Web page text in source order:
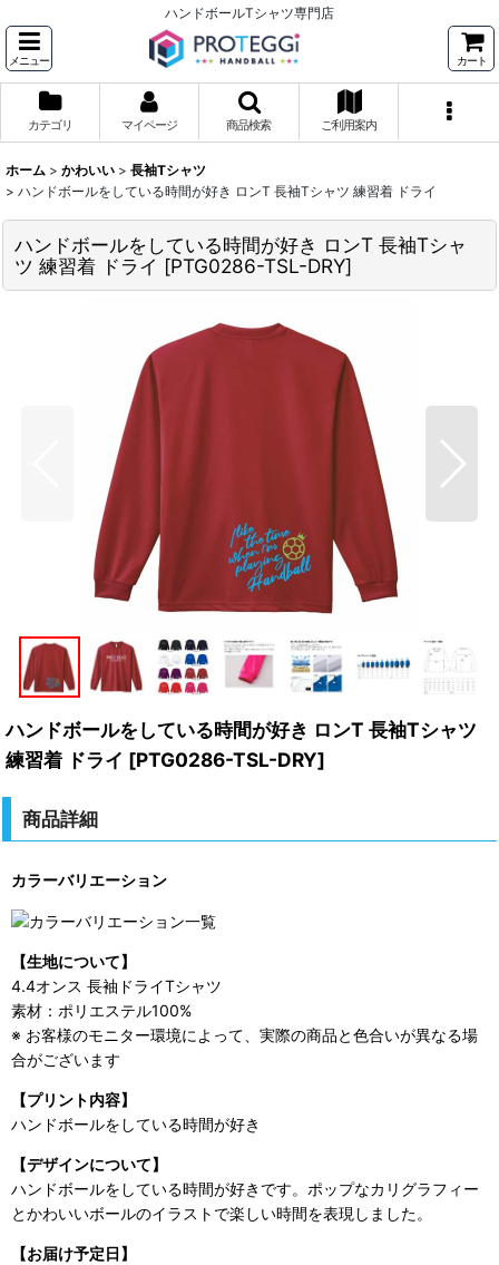
ハンドボールTシャツ専門店
メニュー カート
カテゴリ マイページ 商品検索 ご利用案内
ホーム > かわいい > 長袖Tシャツ
> ハンドボールをしている時間が好き ロンT 長袖Tシャツ 練習着 ドライ
ハンドボールをしている時間が好き ロンT 長袖Tシャ
ツ 練習着 ドライ [PTG0286-TSL-DRY]
ハンドボールをしている時間が好き ロンT 長袖Tシャツ
練習着 ドライ [PTG0286-TSL-DRY]
商品詳細
カラーバリエーション
【生地について】
4.4オンス 長袖ドライTシャツ
素材：ポリエステル100%
※ お客様のモニター環境によって、実際の商品と色合いが異なる場
合がございます
【プリント内容】
ハンドボールをしている時間が好き
【デザインについて】
ハンドボールをしている時間が好きです。ポップなカリグラフィー
とかわいいボールのイラストで楽しい時間を表現しました。
【お届け予定日】